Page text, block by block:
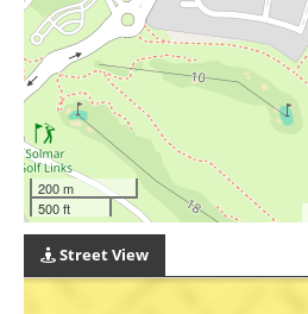
200 m
500 ft
Street View